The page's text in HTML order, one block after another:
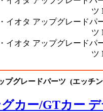
プグレードパーツ (エッチ
カー/GTカー